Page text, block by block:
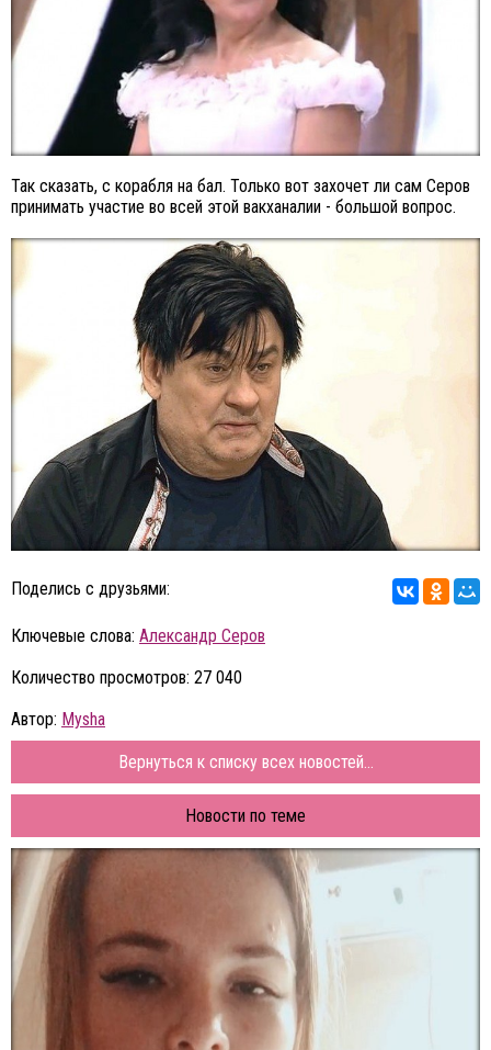
Так сказать, с корабля на бал. Только вот захочет ли сам Серов
принимать участие во всей этой вакханалии - большой вопрос.
Поделись с друзьями:
Ключевые слова: Александр Серов
Количество просмотров: 27 040
Автор: Mysha
Вернуться к списку всех новостей...
Новости по теме